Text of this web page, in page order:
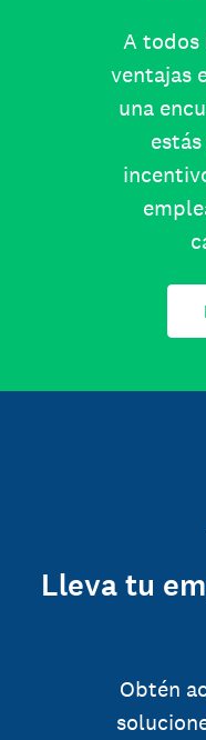
A todos
ventajas
una
Lleva tu
Obtén